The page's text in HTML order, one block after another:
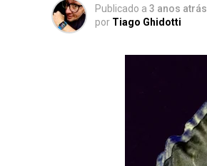
Publicado a 3 anos atrás
por Tiago Ghidotti